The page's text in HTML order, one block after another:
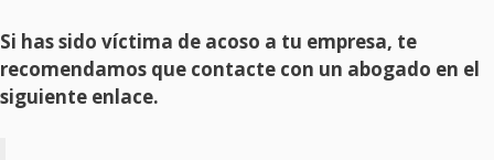
Si has sido víctima de acoso a tu empresa, te
recomendamos que contacte con un abogado en el
siguiente enlace.